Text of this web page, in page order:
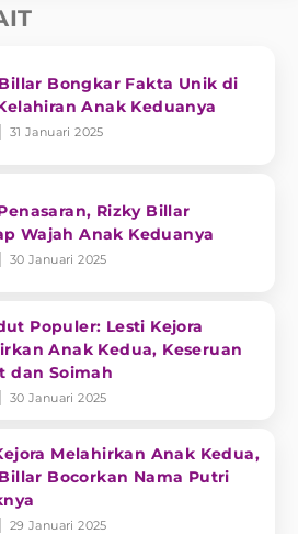
Bongkar Fakta Unik di
Anak Keduanya
31 Januari 2025
Rizky Billar
Wajah Anak Keduanya
30 Januari 2025
Populer: Lesti Kejora
Anak Kedua, Keseruan
dan Soimah
30 Januari 2025
Melahirkan Anak Kedua,
Bocorkan Nama Putri
29 Januari 2025